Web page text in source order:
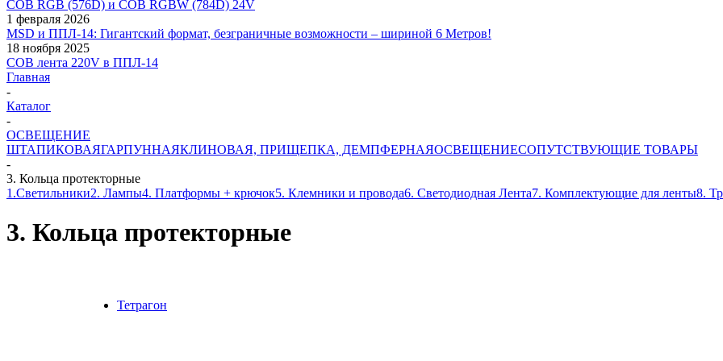
COB RGB (576D) и COB RGBW (784D) 24V
1 февраля 2026
MSD и ППЛ-14: Гигантский формат, безграничные возможности – шириной 6 Метров!
18 ноября 2025
COB лента 220V в ППЛ-14
Главная
-
Каталог
-
ОСВЕЩЕНИЕ
ШТАПИКОВАЯГАРПУННАЯКЛИНОВАЯ, ПРИЩЕПКА, ДЕМПФЕРНАЯОСВЕЩЕНИЕСОПУТСТВУЮЩИЕ ТОВАРЫ
-
3. Кольца протекторные
1.Светильники2. Лампы4. Платформы + крючок5. Клемники и провода6. Светодиодная Лента7. Комплектующие для ленты8.
3. Кольца протекторные
Тетрагон